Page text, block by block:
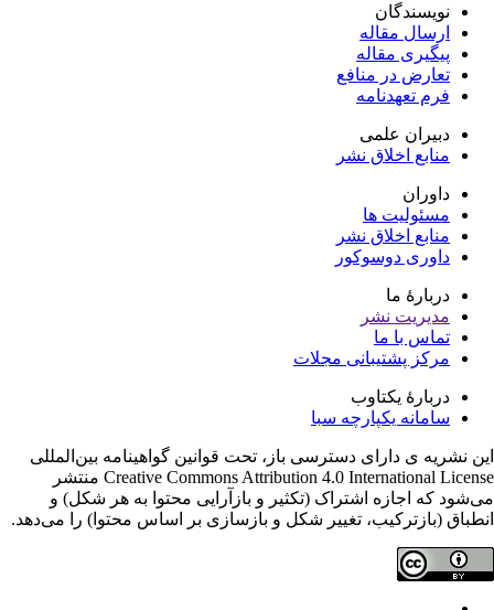
نویسندگان
ارسال مقاله
پیگیری مقاله
تعارض در منافع
فرم تعهدنامه
دبیران علمی
منابع اخلاق نشر
داوران
مسئولیت ها
منابع اخلاق نشر
داوری دوسوکور
دربارۀ ما
مدیریت نشر
تماس با ما
مرکز پشتیبانی مجلات
دربارۀ یکتاوب
سامانه یکپارچه سبا
نشریه ی دارای دسترسی باز، تحت قوانین گواهینامه بین‌المللی
Creative Commons Attribution 4.0 International License منتشر
که اجازه اشتراک (تکثیر و بازآرایی محتوا به هر شکل) و
(بازترکیب، تغییر شکل و بازسازی بر اساس محتوا) را می‌دهد.